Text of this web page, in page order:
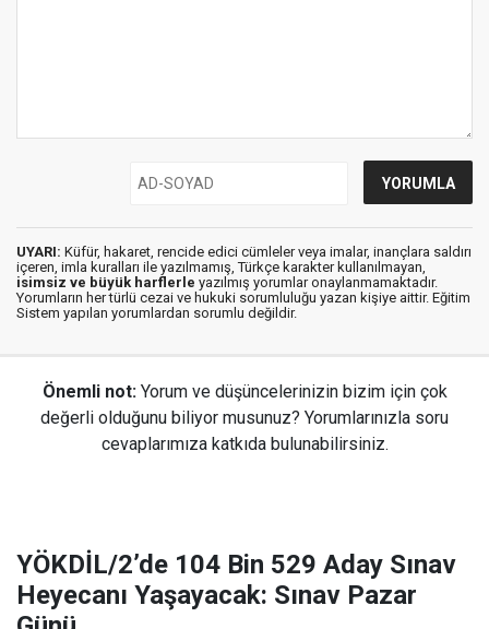
UYARI: Küfür, hakaret, rencide edici cümleler veya imalar, inançlara saldırı
içeren, imla kuralları ile yazılmamış, Türkçe karakter kullanılmayan,
isimsiz ve büyük harflerle yazılmış yorumlar onaylanmamaktadır.
Yorumların her türlü cezai ve hukuki sorumluluğu yazan kişiye aittir. Eğitim
Sistem yapılan yorumlardan sorumlu değildir.
Önemli not: Yorum ve düşüncelerinizin bizim için çok
değerli olduğunu biliyor musunuz? Yorumlarınızla soru
cevaplarımıza katkıda bulunabilirsiniz.
YÖKDİL/2’de 104 Bin 529 Aday Sınav
Heyecanı Yaşayacak: Sınav Pazar